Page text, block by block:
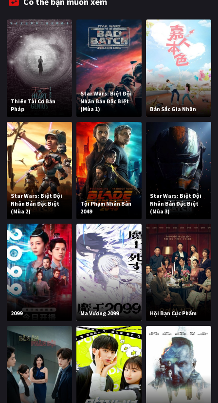
Thiên Tài Cơ Bản
Pháp
Star Wars: Biệt Đội
Nhân Bản Đặc Biệt
(Mùa 1)
Bản Sắc Gia Nhân
Star Wars: Biệt Đội
Nhân Bản Đặc Biệt
(Mùa 2)
Tội Phạm Nhân Bản
2049
Star Wars: Biệt Đội
Nhân Bản Đặc Biệt
(Mùa 3)
2099 Ma Vương 2099 Hội Bạn Cực Phẩm